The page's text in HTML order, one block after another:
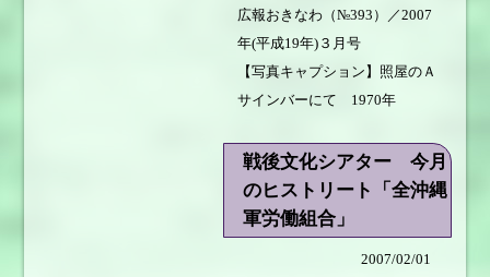
広報おきなわ（№393）／2007
年(平成19年)３月号
【写真キャプション】照屋のＡ
サインバーにて 1970年
戦後文化シアター 今月
のヒストリート「全沖縄
軍労働組合」
2007/02/01